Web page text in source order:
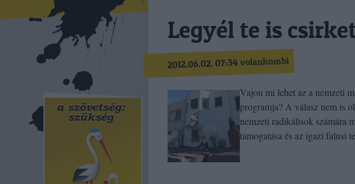
Legyél te is
2012.06.02. 07:34volankombi
Vajon mi lehet az a nemzeti
programja? A válasz nem is
nemzeti radikálisok számára
támogatása és az igazi falusi